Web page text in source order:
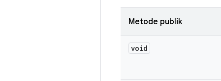
Metode publik
void